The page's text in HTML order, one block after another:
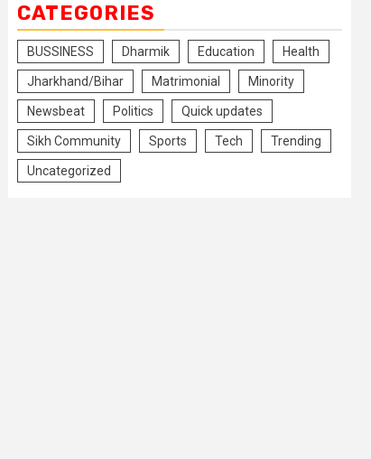
CATEGORIES
BUSSINESS Dharmik Education Health
Jharkhand/Bihar Matrimonial Minority
Newsbeat Politics Quick updates
Sikh Community Sports Tech Trending
Uncategorized